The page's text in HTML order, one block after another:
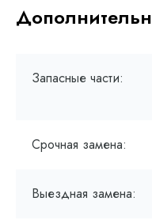
Запасные части:
Срочная замена:
Выездная замена: